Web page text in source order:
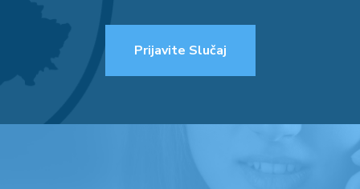
Prijavite Slučaj